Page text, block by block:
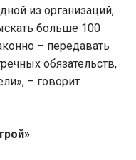
из организаций,
больше 100
– передавать
обязательств,
– говорит